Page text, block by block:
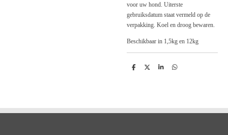
voor uw hond. Uiterste
gebruiksdatum staat vermeld op de
verpakking. Koel en droog bewaren.
Beschikbaar in 1,5kg en 12kg
D
D
S
D